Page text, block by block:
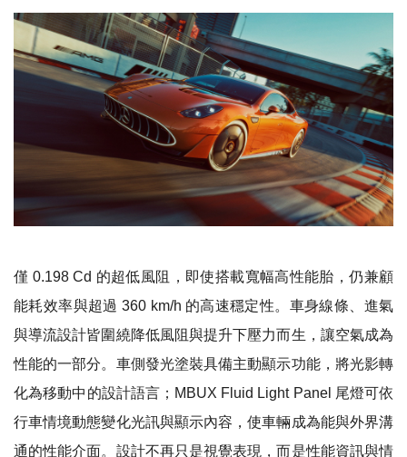
僅 0.198 Cd 的超低風阻，即使搭載寬幅高性能胎，仍兼顧
能耗效率與超過 360 km/h 的高速穩定性。車身線條、進氣
與導流設計皆圍繞降低風阻與提升下壓力而生，讓空氣成為
性能的一部分。車側發光塗裝具備主動顯示功能，將光影轉
化為移動中的設計語言；MBUX Fluid Light Panel 尾燈可依
行車情境動態變化光訊與顯示內容，使車輛成為能與外界溝
通的性能介面。設計不再只是視覺表現，而是性能資訊與情